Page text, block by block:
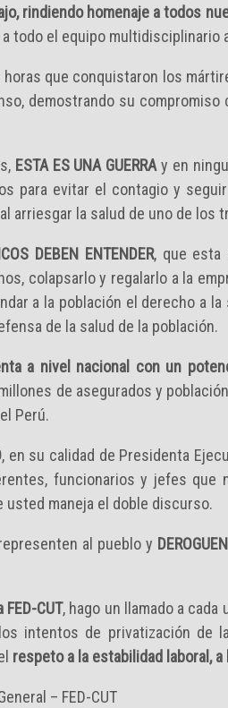
rindiendo homenaje a todos
todo el equipo
horas que conquistaron los
demostrando su
ESTA ES UNA GUERRAy en
para evitar el contagio y
arriesgar la salud de uno de los
DEBEN ENTENDER, que esta
colapsarlo y regalarlo a la
a la población el derecho a
de la salud de la población.
a nivel nacional con un
de asegurados y
Perú.
, en su calidad de Presidenta
funcionarios y jefes que
usted maneja el doble discurso.
al pueblo y
CUT, hago un llamado a cada
intentos de privatización de
respeto a la estabilidad laboral,
– FED-CUT